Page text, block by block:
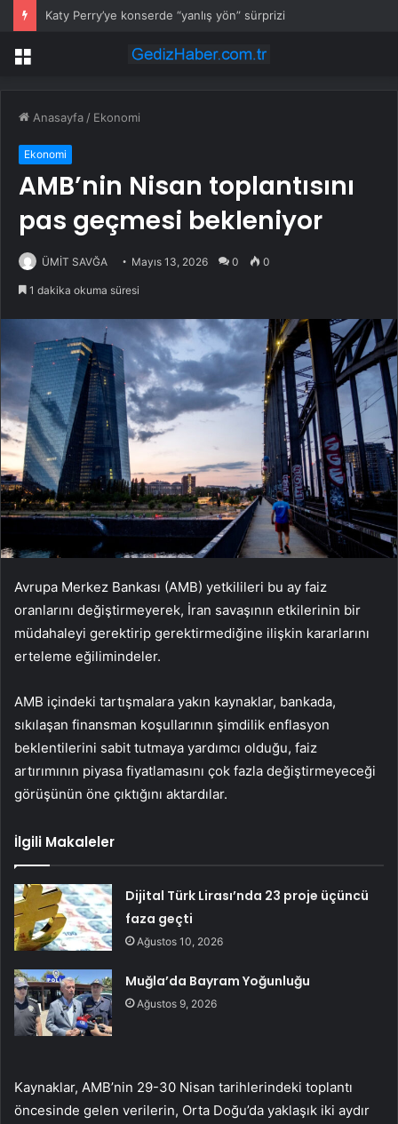
Katy Perry’ye konserde “yanlış yön” sürprizi
Menü
Anasayfa / Ekonomi
Ekonomi
AMB’nin Nisan toplantısını
pas geçmesi bekleniyor
ÜMİT SAVĞA Mayıs 13, 2026 0 0
1 dakika okuma süresi
Avrupa Merkez Bankası (AMB) yetkilileri bu ay faiz
oranlarını değiştirmeyerek, İran savaşının etkilerinin bir
müdahaleyi gerektirip gerektirmediğine ilişkin kararlarını
erteleme eğilimindeler.
AMB içindeki tartışmalara yakın kaynaklar, bankada,
sıkılaşan finansman koşullarının şimdilik enflasyon
beklentilerini sabit tutmaya yardımcı olduğu, faiz
artırımının piyasa fiyatlamasını çok fazla değiştirmeyeceği
görüşünün öne çıktığını aktardılar.
İlgili Makaleler
Dijital Türk Lirası’nda 23 proje üçüncü
faza geçti
Ağustos 10, 2026
Muğla’da Bayram Yoğunluğu
Ağustos 9, 2026
Kaynaklar, AMB’nin 29-30 Nisan tarihlerindeki toplantı
öncesinde gelen verilerin, Orta Doğu’da yaklaşık iki aydır